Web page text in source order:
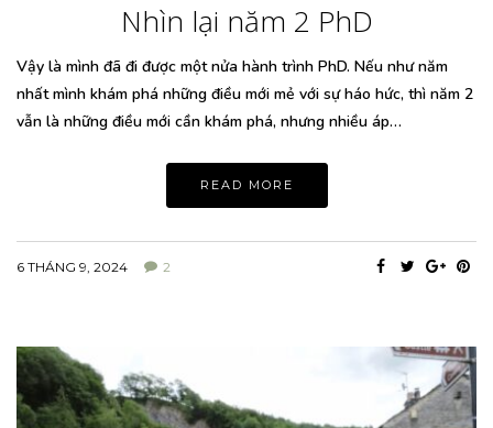
Nhìn lại năm 2 PhD
Vậy là mình đã đi được một nửa hành trình PhD. Nếu như năm
nhất mình khám phá những điều mới mẻ với sự háo hức, thì năm 2
vẫn là những điều mới cần khám phá, nhưng nhiều áp…
READ MORE
6 THÁNG 9, 2024 2